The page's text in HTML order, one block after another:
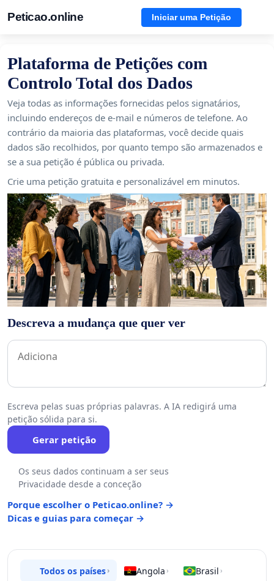
Peticao.online Iniciar uma Petição
Plataforma de Petições com
Controlo Total dos Dados
Veja todas as informações fornecidas pelos signatários,
incluindo endereços de e-mail e números de telefone. Ao
contrário da maioria das plataformas, você decide quais
dados são recolhidos, por quanto tempo são armazenados e
se a sua petição é pública ou privada.
Crie uma petição gratuita e personalizável em minutos.
Descreva a mudança que quer ver
Escreva pelas suas próprias palavras. A IA redigirá uma
petição sólida para si.
Gerar petição
Os seus dados continuam a ser seus
Privacidade desde a conceção
Porque escolher o Peticao.online? →
Dicas e guias para começar →
Todos os países› Angola › Brasil ›